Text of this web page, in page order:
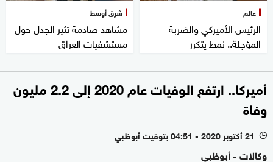
عالم
الرئيس الأميركي والضربة
المؤجلة.. نمط يتكرر
شرق أوسط
مشاهد صادمة تثير الجدل حول
مستشفيات العراق
أميركا.. ارتفع الوفيات عام 2020 إلى 2.2 مليون
وفاة
l 21 أكتوبر 2020 - 04:51 بتوقيت أبوظبي
وكالات - أبوظبي